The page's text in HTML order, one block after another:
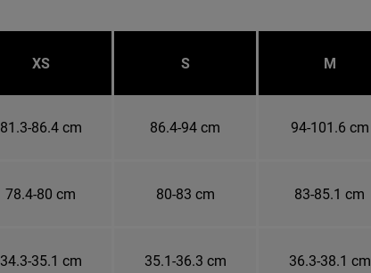
XS S M
81.3-86.4 cm 86.4-94 cm 94-101.6 cm
78.4-80 cm 80-83 cm 83-85.1 cm
34.3-35.1 cm 35.1-36.3 cm 36.3-38.1 cm